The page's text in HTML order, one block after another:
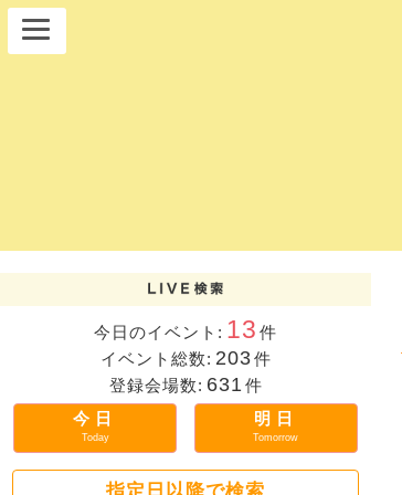
今日のイベント: 13 件
イベント総数: 203件
登録会場数: 631 件
今日
Today
明日
Tomorrow
指定日以降で検索